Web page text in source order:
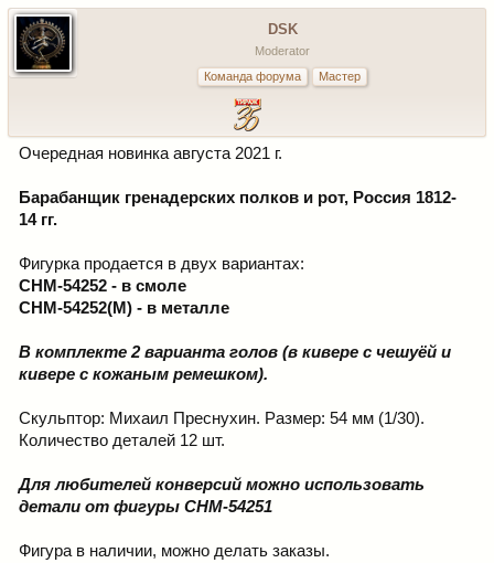
DSK
Moderator
Команда форума
Мастер
Очередная новинка августа 2021 г.
Барабанщик гренадерских полков и рот, Россия 1812-
14 гг.
Фигурка продается в двух вариантах:
CHM-54252 - в смоле
CHM-54252(M) - в металле
В комплекте 2 варианта голов (в кивере с чешуёй и
кивере с кожаным ремешком).
Скульптор: Михаил Преснухин. Размер: 54 мм (1/30).
Количество деталей 12 шт.
Для любителей конверсий можно использовать
детали от фигуры CHM-54251
Фигура в наличии, можно делать заказы.